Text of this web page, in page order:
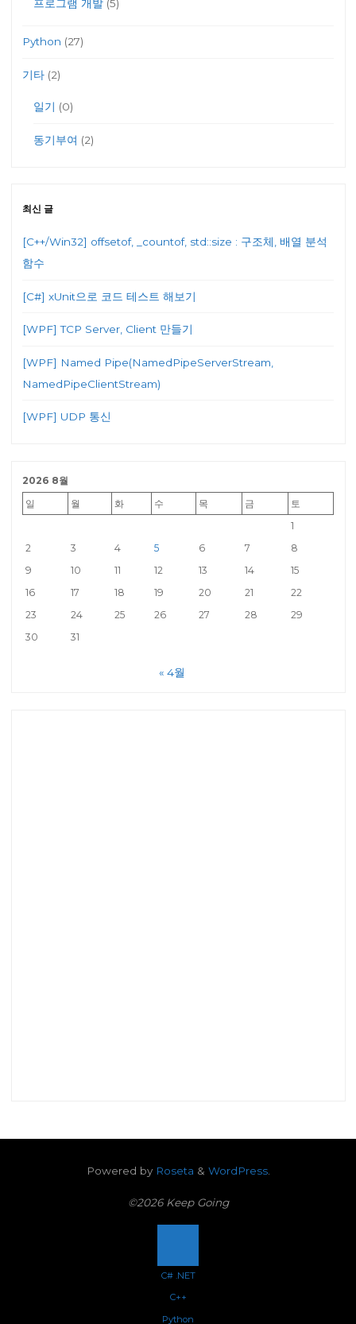
프로그램 개발(5)
Python (27)
기타 (2)
일기 (0)
동기부여 (2)
최신 글
[C++/Win32] offsetof, _countof, std::size : 구조체, 배열 분석
함수
[C#] xUnit으로 코드 테스트 해보기
[WPF] TCP Server, Client 만들기
[WPF] Named Pipe(NamedPipeServerStream,
NamedPipeClientStream)
[WPF] UDP 통신
2026 8월
일
월 화 수 목 금
토
1
2
3 4 5 6 7
8
9
10 11 12 13 14
15
16
17 18 19 20 21
22
23
24 25 26 27 28
29
30
31
« 4월
Powered byRoseta & WordPress.
©2026 Keep Going
C# .NET
C++
Python
Back
to